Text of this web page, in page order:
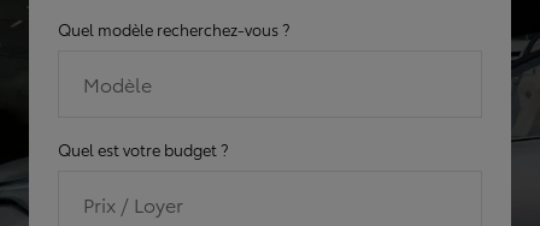
Quel modèle recherchez-vous ?
Modèle
Quel est votre budget ?
Prix / Loyer